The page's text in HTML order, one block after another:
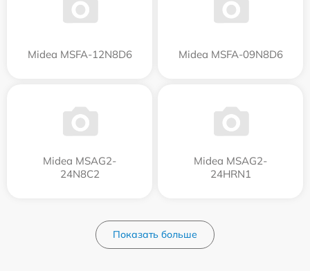
Midea MSFA-12N8D6 Midea MSFA-09N8D6
Midea MSAG2-
24N8C2
Midea MSAG2-
24HRN1
Показать больше